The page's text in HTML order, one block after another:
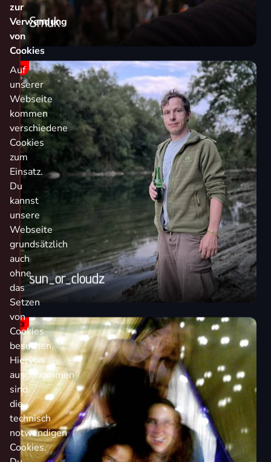
Smuk
sun_or_cloudz
DJ
DJ
zur
Verwendung
von
Cookies
Auf
unserer
Webseite
kommen
verschiedene
Cookies
zum
Einsatz.
Du
kannst
unsere
Webseite
grundsätzlich
auch
ohne
das
Setzen
von
Cookies
besuchen.
Hiervon
ausgenommen
sind
die
technisch
notwendigen
Cookies.